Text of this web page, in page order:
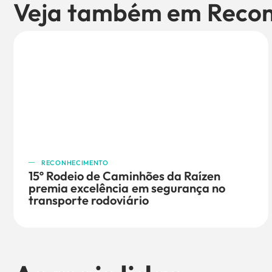
Veja também em
RECONHECIMENTO
15º Rodeio de Caminhões da Raízen
premia excelência em segurança no
transporte rodoviário